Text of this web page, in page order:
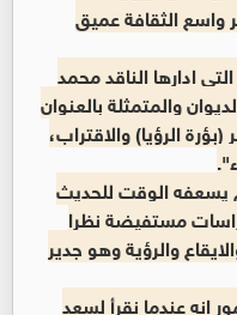
واسع الثقافة عميق
ادارها الناقد محمد
والمتمثلة بالعنوان
(بؤرة الرؤيا) والاقتراب،
يسعفه الوقت للحديث
مستفيضة نظرا
والرؤية وهو جدير
انه عندما نقرأ لسعد